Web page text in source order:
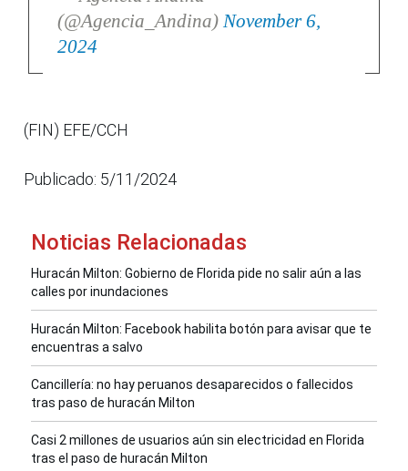
(@Agencia_Andina) November 6,
2024
(FIN) EFE/CCH
Publicado: 5/11/2024
Noticias Relacionadas
Huracán Milton: Gobierno de Florida pide no salir aún a las
calles por inundaciones
Huracán Milton: Facebook habilita botón para avisar que te
encuentras a salvo
Cancillería: no hay peruanos desaparecidos o fallecidos
tras paso de huracán Milton
Casi 2 millones de usuarios aún sin electricidad en Florida
tras el paso de huracán Milton